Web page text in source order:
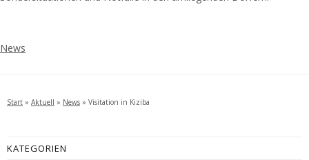
News
Start » Aktuell » News » Visitation in Kiziba
KATEGORIEN